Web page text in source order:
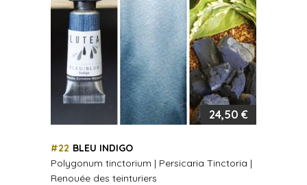
24,50 €
#22 BLEU INDIGO
Polygonum tinctorium | Persicaria Tinctoria |
Renouée des teinturiers